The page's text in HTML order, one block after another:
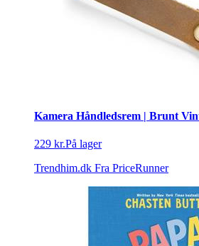
Kamera Håndledsrem | Brunt
229 kr.På lager
Trendhim.dk Fra PriceRunner